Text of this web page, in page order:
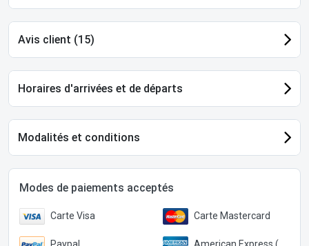
Avis client (15)
Horaires d'arrivées et de départs
Modalités et conditions
Modes de paiements acceptés
Carte Visa Carte Mastercard
Paypal American Express (Paypal)